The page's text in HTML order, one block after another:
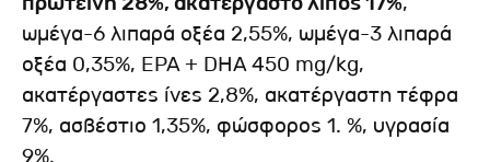
ωμέγα-6 λιπαρά οξέα 2,55%, ωμέγα-3 λιπαρά
οξέα 0,35%, EPA + DHA 450 mg/kg,
ακατέργαστες ίνες 2,8%, ακατέργαστη τέφρα
7%, ασβέστιο 1,35%, φώσφορος 1. %, υγρασία
9%.